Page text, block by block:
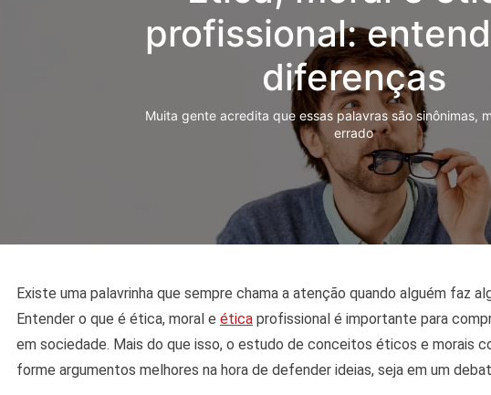
profissional:
diferenças
Muita gente acredita que essas palavras são sinônimas,
errado
Existe uma palavrinha que sempre chama a atenção quando alguém faz
Entender o que é ética, moral e ética profissional é importante para
em sociedade. Mais do que isso, o estudo de conceitos éticos e morais
forme argumentos melhores na hora de defender ideias, seja em um